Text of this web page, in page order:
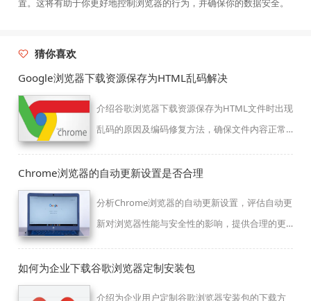
置。这将有助于你更好地控制浏览器的行为，并确保你的数据安全。
猜你喜欢
Google浏览器下载资源保存为HTML乱码解决
介绍谷歌浏览器下载资源保存为HTML文件时出现
乱码的原因及编码修复方法，确保文件内容正常
Chrome浏览器的自动更新设置是否合理
分析Chrome浏览器的自动更新设置，评估自动更
新对浏览器性能与安全性的影响，提供合理的更
如何为企业下载谷歌浏览器定制安装包
介绍为企业用户定制谷歌浏览器安装包的下载方